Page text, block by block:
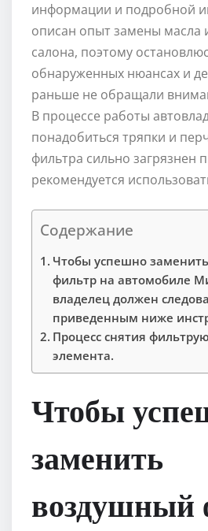
информации и подробной
описан опыт замены масла
салона, поэтому
обнаруженных нюансах и
раньше не обращали
В процессе работы
понадобиться тряпки и
фильтра сильно загрязнен
рекомендуется
Содержание
Чтобы успешно
фильтр на автомобиле
владелец должен
приведенным ниже
Процесс снятия
элемента.
Чтобы
заменить
воздушный